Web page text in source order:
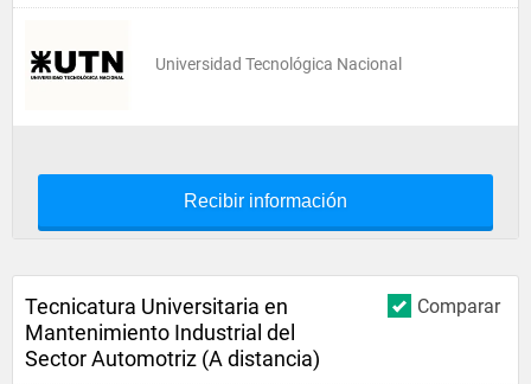
Universidad Tecnológica Nacional
Recibir información
Comparar
Tecnicatura Universitaria en
Mantenimiento Industrial del
Sector Automotriz (A distancia)